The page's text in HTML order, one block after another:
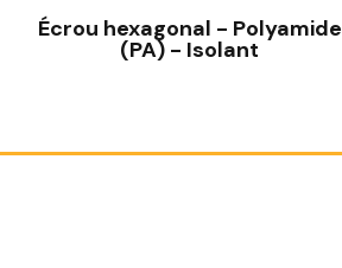
Écrou hexagonal - Polyamide
(PA) - Isolant